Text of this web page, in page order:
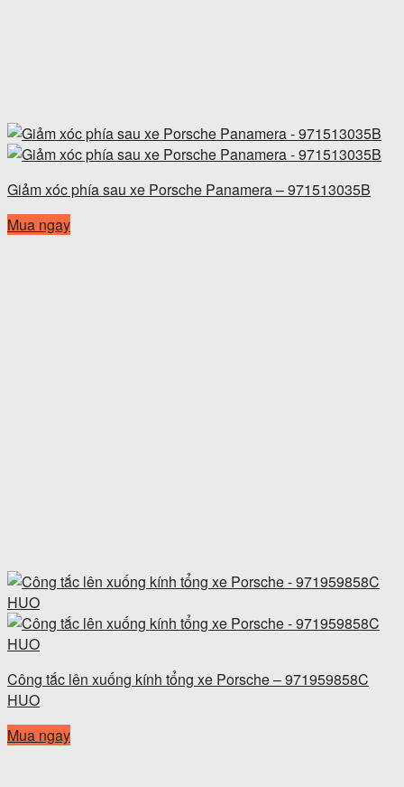
Giảm xóc phía sau xe Porsche Panamera – 971513035B
Mua ngay
Công tắc lên xuống kính tổng xe Porsche – 971959858C
HUO
Mua ngay